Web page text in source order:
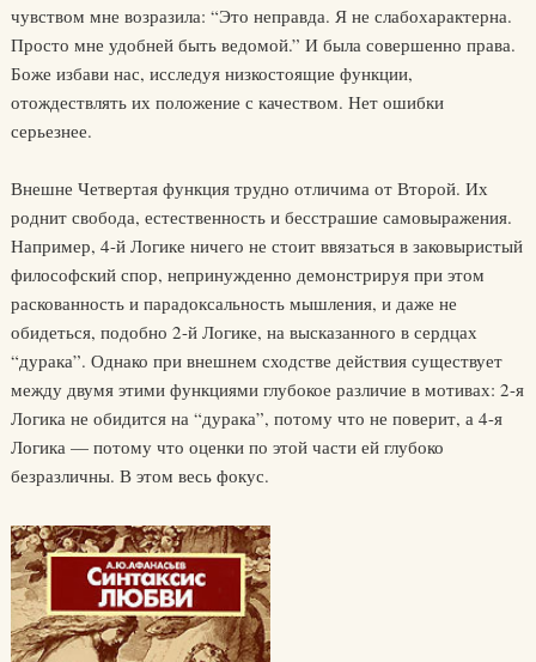
чувством мне возразила: “Это неправда. Я не слабохарактерна.
Просто мне удобней быть ведомой.” И была совершенно права.
Боже избави нас, исследуя низкостоящие функции,
отождествлять их положение с качеством. Нет ошибки
серьезнее.
Внешне Четвертая функция трудно отличима от Второй. Их
роднит свобода, естественность и бесстрашие самовыражения.
Например, 4-й Логике ничего не стоит ввязаться в заковыристый
философский спор, непринужденно демонстрируя при этом
раскованность и парадоксальность мышления, и даже не
обидеться, подобно 2-й Логике, на высказанного в сердцах
“дурака”. Однако при внешнем сходстве действия существует
между двумя этими функциями глубокое различие в мотивах: 2-я
Логика не обидится на “дурака”, потому что не поверит, а 4-я
Логика — потому что оценки по этой части ей глубоко
безразличны. В этом весь фокус.